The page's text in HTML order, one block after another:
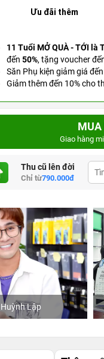
Ưu đãi thêm
11 Tuổi MỞ QUÀ - TỚI là
đến 50%, tặng voucher
Săn Phụ kiện giảm giá đến
Giảm thêm đến 10% cho
MUA
Giao hàng
Thu cũ lên đời
Chỉ từ790.000đ
Lập